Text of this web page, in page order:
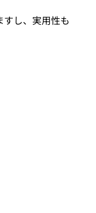
し、実用性も